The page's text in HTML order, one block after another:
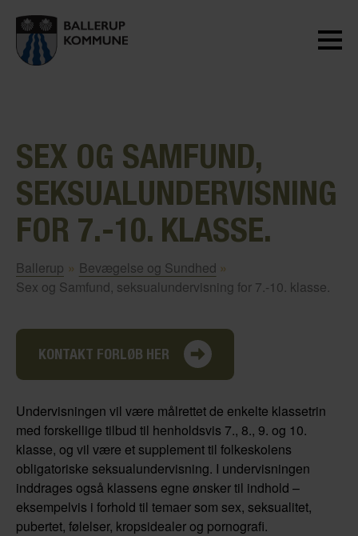
SEX OG SAMFUND,
SEKSUALUNDERVISNING
FOR 7.-10. KLASSE.
Ballerup » Bevægelse og Sundhed »
Sex og Samfund, seksualundervisning for 7.-10. klasse.
KONTAKT FORLØB HER
Undervisningen vil være målrettet de enkelte klassetrin
med forskellige tilbud til henholdsvis 7., 8., 9. og 10.
klasse, og vil være et supplement til folkeskolens
obligatoriske seksualundervisning. I undervisningen
inddrages også klassens egne ønsker til indhold –
eksempelvis i forhold til temaer som sex, seksualitet,
pubertet, følelser, kropsidealer og pornografi.